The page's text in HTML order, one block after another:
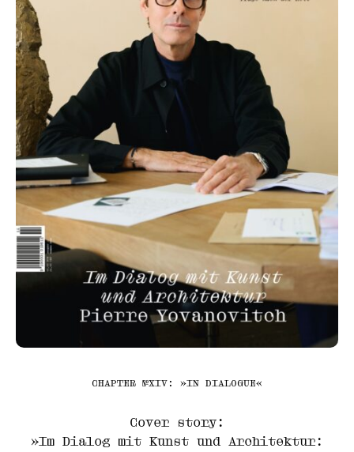
CHAPTER №XIV: »IN DIALOGUE«
Cover story:
»Im Dialog mit Kunst und Architektur: